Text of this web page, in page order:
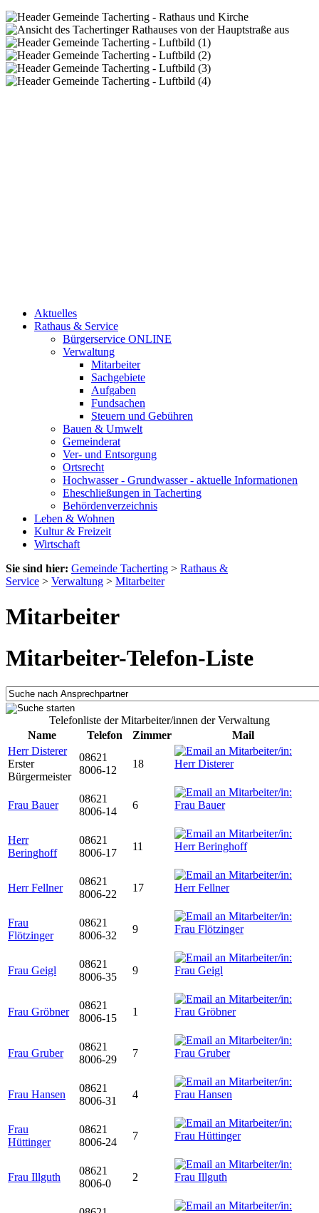
Aktuelles
Rathaus & Service
Bürgerservice ONLINE
Verwaltung
Mitarbeiter
Sachgebiete
Aufgaben
Fundsachen
Steuern und Gebühren
Bauen & Umwelt
Gemeinderat
Ver- und Entsorgung
Ortsrecht
Hochwasser - Grundwasser - aktuelle Informationen
Eheschließungen in Tacherting
Behördenverzeichnis
Leben & Wohnen
Kultur & Freizeit
Wirtschaft
Sie sind hier: Gemeinde Tacherting > Rathaus &
Service > Verwaltung > Mitarbeiter
Mitarbeiter
Mitarbeiter-Telefon-Liste
Telefonliste der Mitarbeiter/innen der Verwaltung
Name
Telefon Zimmer
Mail
Herr Disterer
Erster
Bürgermeister
08621
8006-12
18
Frau Bauer
08621
8006-14
6
Herr
Beringhoff
08621
8006-17
11
Herr Fellner
08621
8006-22
17
Frau
Flötzinger
08621
8006-32
9
Frau Geigl
08621
8006-35
9
Frau Gröbner
08621
8006-15
1
Frau Gruber
08621
8006-29
7
Frau Hansen
08621
8006-31
4
Frau
Hüttinger
08621
8006-24
7
Frau Illguth
08621
8006-0
2